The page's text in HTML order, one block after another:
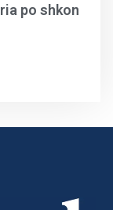
po shkon